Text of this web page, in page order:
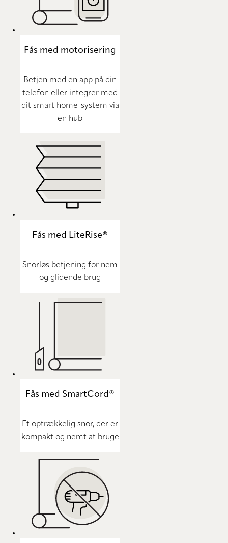
Fås med motorisering
Betjen med en app på din
telefon eller integrer med
dit smart home-system via
en hub
Fås med LiteRise®
Snorløs betjening for nem
og glidende brug
Fås med SmartCord®
Et optrækkelig snor, der er
kompakt og nemt at bruge